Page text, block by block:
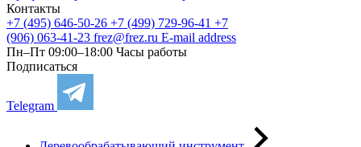
Контакты
+7 (495) 646-50-26 +7 (499) 729-96-41 +7
(906) 063-41-23 frez@frez.ru E-mail address
Пн–Пт 09:00–18:00 Часы работы
Подписаться
Telegram